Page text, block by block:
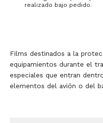
realizado bajo pedido.
Films destinados a la
equipamientos durante el
especiales que entran
elementos del avión o del